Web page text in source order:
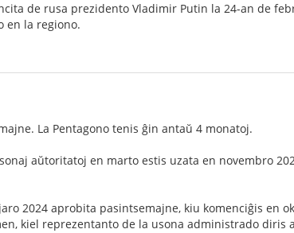
de rusa prezidento Vladimir Putin la 24-an de
en la regiono.
La Pentagono tenis ĝin antaŭ 4 monatoj.
aŭtoritatoj en marto estis uzata en novembro
2024 aprobita pasintsemajne, kiu komenciĝis en
kiel reprezentanto de la usona administrado diris